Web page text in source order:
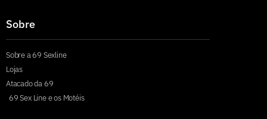
Sobre
Sobre a 69 Sexline
Lojas
Atacado da 69
69 Sex Line e os Motéis